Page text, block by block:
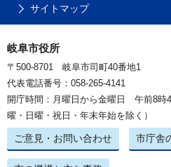
サイトマップ
岐阜市役所
〒500-8701 岐阜市司町40番地1
代表電話番号：058-265-4141
開庁時間：月曜日から金曜日 午前8時
曜・日曜・祝日・年末年始を除く）
ご意見・お問い合わせ 市庁舎